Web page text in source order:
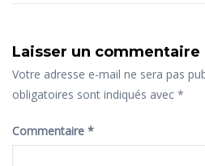
Laisser un commentaire
Votre adresse e-mail ne sera pas
obligatoires sont indiqués avec *
Commentaire *